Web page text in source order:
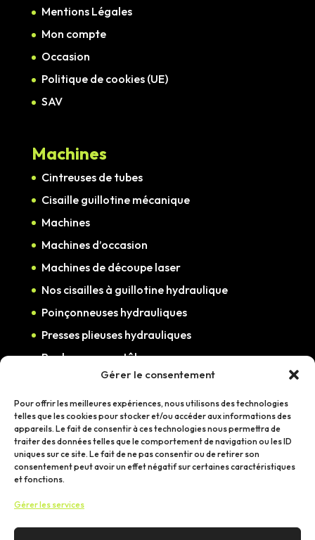
Gérer le consentement
Pour offrir les meilleures expériences, nous utilisons des technologies
telles que les cookies pour stocker et/ou accéder aux informations des
appareils. Le fait de consentir à ces technologies nous permettra de
traiter des données telles que le comportement de navigation ou les ID
uniques sur ce site. Le fait de ne pas consentir ou de retirer son
consentement peut avoir un effet négatif sur certaines caractéristiques
et fonctions.
Gérer les services
Mentions Légales
Mon compte
Occasion
Politique de cookies (UE)
SAV
Machines
Cintreuses de tubes
Cisaille guillotine mécanique
Machines
Machines d’occasion
Machines de découpe laser
Nos cisailles à guillotine hydraulique
Poinçonneuses hydrauliques
Presses plieuses hydrauliques
Rouleuses pour tôle
Scies à ruban métal
Table de découpe plasma
Marques
G Weike